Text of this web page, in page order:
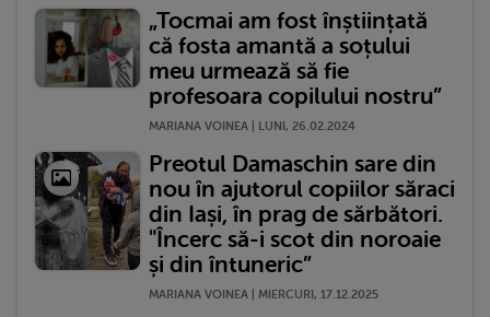
„Tocmai am fost înștiințată
că fosta amantă a soțului
meu urmează să fie
profesoara copilului nostru”
MARIANA VOINEA | LUNI, 26.02.2024
Preotul Damaschin sare din
nou în ajutorul copiilor săraci
din Iași, în prag de sărbători.
"Încerc să-i scot din noroaie
și din întuneric”
MARIANA VOINEA | MIERCURI, 17.12.2025